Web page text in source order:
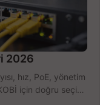
2026
hız, PoE, yönetim
için doğru seçimi